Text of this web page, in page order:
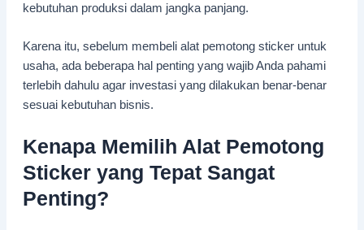
kebutuhan produksi dalam jangka panjang.
Karena itu, sebelum membeli alat pemotong sticker untuk
usaha, ada beberapa hal penting yang wajib Anda pahami
terlebih dahulu agar investasi yang dilakukan benar-benar
sesuai kebutuhan bisnis.
Kenapa Memilih Alat Pemotong
Sticker yang Tepat Sangat
Penting?